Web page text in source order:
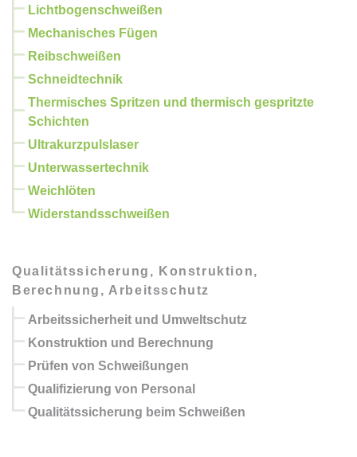
Lichtbogenschweißen
Mechanisches Fügen
Reibschweißen
Schneidtechnik
Thermisches Spritzen und thermisch gespritzte
Schichten
Ultrakurzpulslaser
Unterwassertechnik
Weichlöten
Widerstandsschweißen
Qualitätssicherung, Konstruktion,
Berechnung, Arbeitsschutz
Arbeitssicherheit und Umweltschutz
Konstruktion und Berechnung
Prüfen von Schweißungen
Qualifizierung von Personal
Qualitätssicherung beim Schweißen